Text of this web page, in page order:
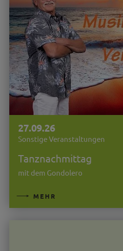
27.09.26
Sonstige Veranstaltungen
Tanznachmittag
mit dem Gondolero
MEHR